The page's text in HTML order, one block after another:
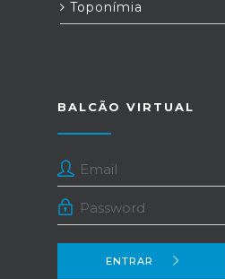
Toponímia
BALCÃO VIRTUAL
ENTRAR